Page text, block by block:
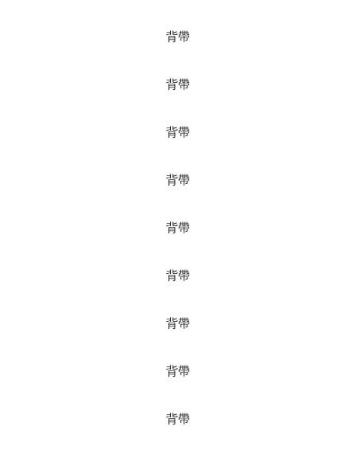
背帶
背帶
背帶
背帶
背帶
背帶
背帶
背帶
背帶